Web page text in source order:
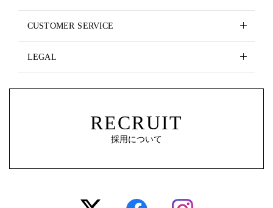
CUSTOMER SERVICE
LEGAL
RECRUIT
採用について